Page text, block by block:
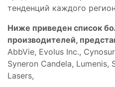
тенденций каждого
Ниже приведен список
производителей,
AbbVie, Evolus Inc.,
Syneron Candela, Lumenis,
Lasers,